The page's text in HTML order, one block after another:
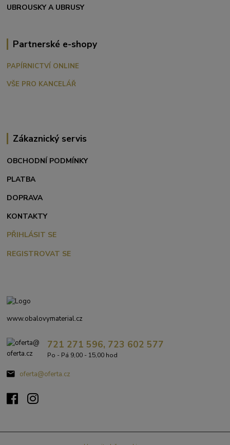
UBROUSKY A UBRUSY
Partnerské e-shopy
PAPÍRNICTVÍ ONLINE
VŠE PRO KANCELÁŘ
Zákaznický servis
OBCHODNÍ PODMÍNKY
PLATBA
DOPRAVA
KONTAKTY
PŘIHLÁSIT SE
REGISTROVAT SE
www.obalovymaterial.cz
721 271 596, 723 602 577
Po - Pá 9,00 - 15,00 hod
oferta@oferta.cz